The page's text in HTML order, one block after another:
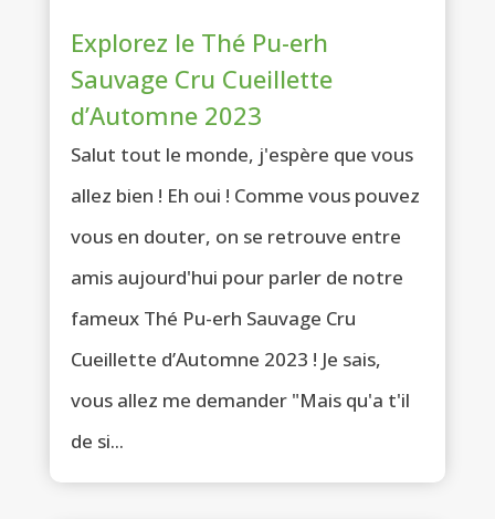
Explorez le Thé Pu-erh
Sauvage Cru Cueillette
d’Automne 2023
Salut tout le monde, j'espère que vous
allez bien ! Eh oui ! Comme vous pouvez
vous en douter, on se retrouve entre
amis aujourd'hui pour parler de notre
fameux Thé Pu-erh Sauvage Cru
Cueillette d’Automne 2023 ! Je sais,
vous allez me demander "Mais qu'a t'il
de si...